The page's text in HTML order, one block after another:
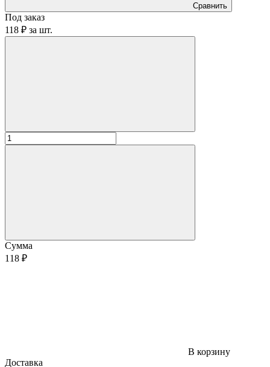
Сравнить
Под заказ
118 ₽ за шт.
Сумма
118 ₽
В корзину
Доставка